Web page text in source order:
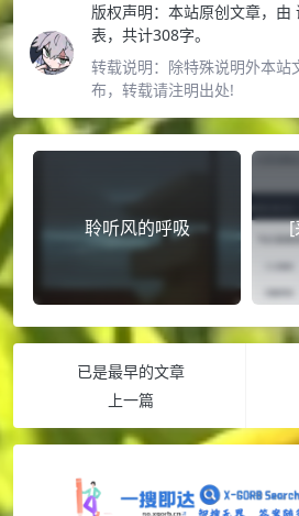
版权声明： 本站原创文章，由
表，共计308字。
转载说明： 除特殊说明外本站
布，转载请注明出处!
聆听风的呼吸 [
已是最早的文章
上一篇